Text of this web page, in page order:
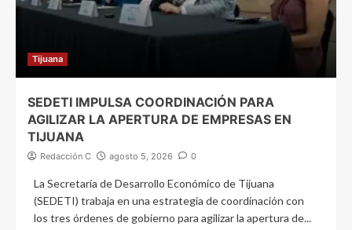
Tijuana
SEDETI IMPULSA COORDINACIÓN PARA
AGILIZAR LA APERTURA DE EMPRESAS EN
TIJUANA
Redacción C agosto 5, 2026 0
La Secretaría de Desarrollo Económico de Tijuana
(SEDETI) trabaja en una estrategia de coordinación con
los tres órdenes de gobierno para agilizar la apertura de...